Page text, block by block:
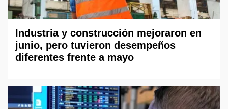
Industria y construcción mejoraron en
junio, pero tuvieron desempeños
diferentes frente a mayo